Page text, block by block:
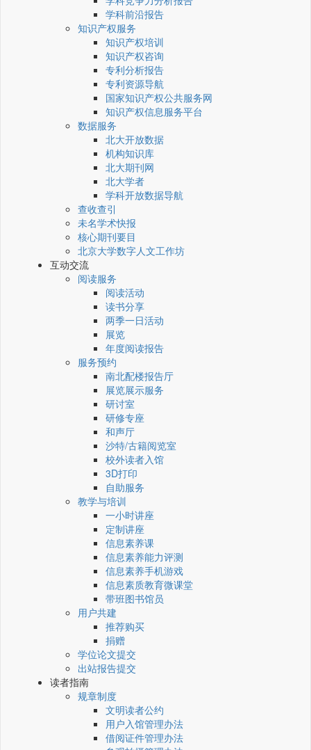
学科前沿报告
知识产权服务
知识产权培训
知识产权咨询
专利分析报告
专利资源导航
国家知识产权公共服务网
知识产权信息服务平台
数据服务
北大开放数据
机构知识库
北大期刊网
北大学者
学科开放数据导航
查收查引
未名学术快报
核心期刊要目
北京大学数字人文工作坊
互动交流
阅读服务
阅读活动
读书分享
两季一日活动
展览
年度阅读报告
服务预约
南北配楼报告厅
展览展示服务
研讨室
研修专座
和声厅
沙特/古籍阅览室
校外读者入馆
3D打印
自助服务
教学与培训
一小时讲座
定制讲座
信息素养课
信息素养能力评测
信息素养手机游戏
信息素质教育微课堂
带班图书馆员
用户共建
推荐购买
捐赠
学位论文提交
出站报告提交
读者指南
规章制度
文明读者公约
用户入馆管理办法
借阅证件管理办法